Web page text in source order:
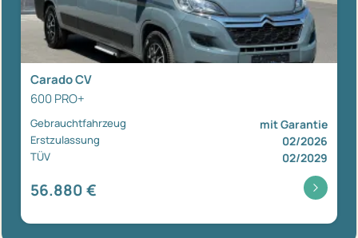
Carado CV
600 PRO+
Gebrauchtfahrzeug mit Garantie
Erstzulassung 02/2026
TÜV 02/2029
56.880 €